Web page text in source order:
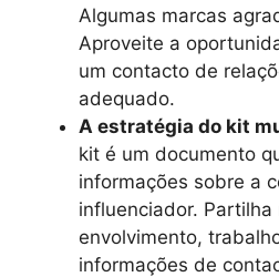
Algumas marcas
Aproveite a
um contacto de
adequado.
A estratégia do kit
kit é um documento
informações sobre a
influenciador. Partilha
envolvimento,
informações de